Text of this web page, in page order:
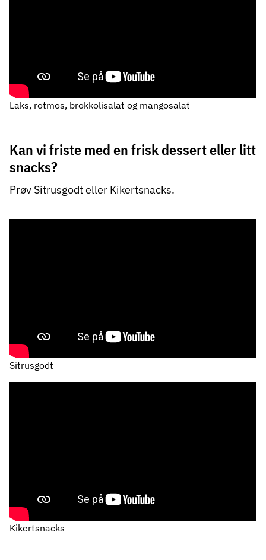
Laks, rotmos, brokkolisalat og mangosalat
Kan vi friste med en frisk dessert eller litt
snacks?
Prøv Sitrusgodt eller Kikertsnacks.
Sitrusgodt
Kikertsnacks